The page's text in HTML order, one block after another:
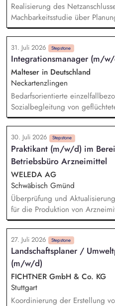
Realisierung des
Machbarkeitsstudie über
Vergabe, die Bauleitung und -
der Leistungen und deren
Technische Verhandlungen mit
Netzanschluss und
Anschlussbedingungen und
für alle Fragen rund um die
(Umspannwerke, Kabeltrassen,
Netzanschlüsse. Abstimmung
Fachabteilungen sowie
31. Juli 2026 Stepstone
Integrationsmanager (m/
Malteser in Deutschland
Neckartenzlingen
Bedarfsorientierte
Sozialbegleitung von
Anschlussunterbringung im
bei Fragen rund um die
Gesundheit und Finanzen)
Behörden der Flüchtlingsarbeit
Einbindung und
Erstellung und Auswertung von
Netzwerkarbeit im Sozialraum
30. Juli 2026 Stepstone
Praktikant (m/w/d) im
Betriebsbüro Arzneimittel
WELEDA AG
Schwäbisch Gmünd
Überprüfung und
für die Produktion von
eigenständige Aufnahme von
Arzneimittel Analyse und
Produktionsabläufen gemäß
Beurteilung von Prozessdaten
Verbesserungspotenzialen
Implementierung von
Pflege und Verwaltung der
entsprechenden IT-Systemen
27. Juli 2026 Stepstone
Landschaftsplaner /
(m/w/d)
FICHTNER GmbH & Co. KG
Stuttgart
Koordinierung der Erstellung